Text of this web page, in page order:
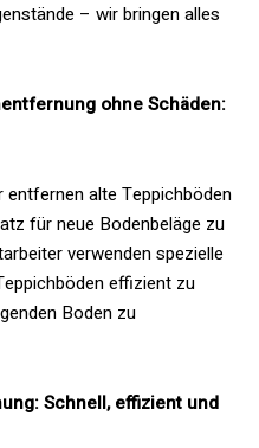
– wir bringen alles
ohne Schäden:
entfernen alte Teppichböden
für neue Bodenbeläge zu
verwenden spezielle
effizient zu
Boden zu
Schnell, effizient und